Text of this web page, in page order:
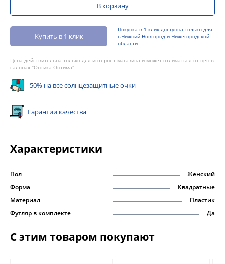
В корзину
Купить в 1 клик
Покупка в 1 клик доступна только для
г.Нижний Новгород и Нижегородской
области
Цена действительна только для интернет-магазина и может отличаться от цен в
салонах "Оптика Оптима"
-50% на все солнцезащитные очки
Гарантии качества
Характеристики
Пол
Женский
Форма
Квадратные
Материал
Пластик
Футляр в комплекте
Да
С этим товаром покупают